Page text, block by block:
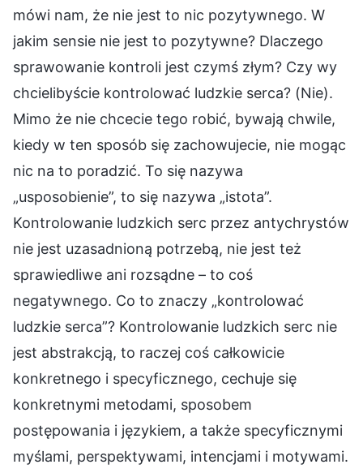
mówi nam, że nie jest to nic pozytywnego. W
jakim sensie nie jest to pozytywne? Dlaczego
sprawowanie kontroli jest czymś złym? Czy wy
chcielibyście kontrolować ludzkie serca? (Nie).
Mimo że nie chcecie tego robić, bywają chwile,
kiedy w ten sposób się zachowujecie, nie mogąc
nic na to poradzić. To się nazywa
„usposobienie”, to się nazywa „istota”.
Kontrolowanie ludzkich serc przez antychrystów
nie jest uzasadnioną potrzebą, nie jest też
sprawiedliwe ani rozsądne – to coś
negatywnego. Co to znaczy „kontrolować
ludzkie serca”? Kontrolowanie ludzkich serc nie
jest abstrakcją, to raczej coś całkowicie
konkretnego i specyficznego, cechuje się
konkretnymi metodami, sposobem
postępowania i językiem, a także specyficznymi
myślami, perspektywami, intencjami i motywami.